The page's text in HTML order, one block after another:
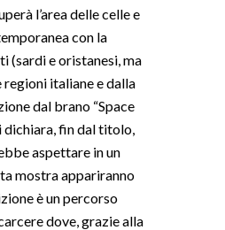
l’area delle celle e
con la
(sardi e oristanesi, ma
italiane e dalla
dal brano “Space
fin dal titolo,
aspettare in un
mostra appariranno
è un percorso
dove, grazie alla